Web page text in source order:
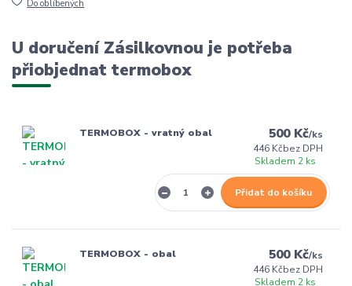
Do oblíbených
U doručení Zásilkovnou je potřeba
přiobjednat termobox
TERMOBOX - vratný obal 500 Kč/ks
446 Kčbez DPH
Skladem 2 ks
Přidat do košíku
TERMOBOX - obal 500 Kč/ks
446 Kčbez DPH
Skladem 2 ks